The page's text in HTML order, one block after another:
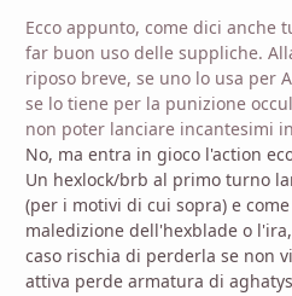
Ecco appunto, come dici anche
far buon uso delle suppliche.
riposo breve, se uno lo usa per
se lo tiene per la punizione
non poter lanciare incantesimi
No, ma entra in gioco l'action
Un hexlock/brb al primo turno
(per i motivi di cui sopra) e
maledizione dell'hexblade o
caso rischia di perderla se non
attiva perde armatura di